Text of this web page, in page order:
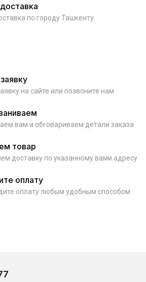
по городу Ташкенту
на сайте или позвоните нам
вам и обговариваем детали заказа
товар
доставку по указанному вами адресу
оплату
оплату любым удобным способом